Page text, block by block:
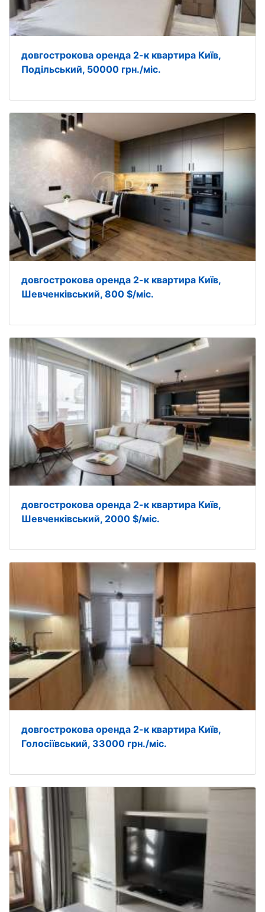
довгострокова оренда 2-к квартира Київ,
Подільський, 50000 грн./міс.
довгострокова оренда 2-к квартира Київ,
Шевченківський, 800 $/міс.
довгострокова оренда 2-к квартира Київ,
Шевченківський, 2000 $/міс.
довгострокова оренда 2-к квартира Київ,
Голосіївський, 33000 грн./міс.